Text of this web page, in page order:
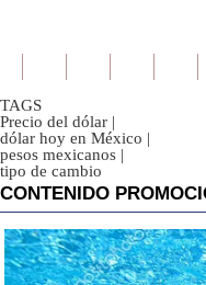
TAGS
Precio del dólar |
dólar hoy en México |
pesos mexicanos |
tipo de cambio